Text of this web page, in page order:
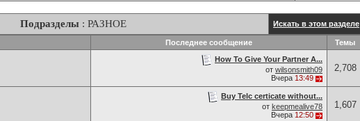
Подразделы : РАЗНОЕ Искать в этом разделе
Последнее сообщение Темы
How To Give Your Partner A...
от wilsonsmith09
Вчера 13:49
2,708
Buy Telc certicate without...
от keepmealive78
Вчера 12:50
1,607